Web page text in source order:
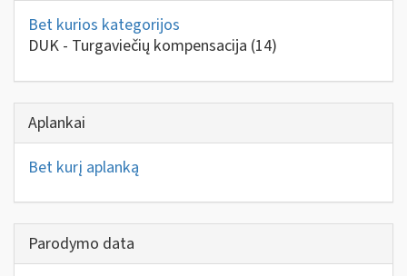
Bet kurios kategorijos
DUK - Turgaviečių kompensacija (14)
Aplankai
Bet kurį aplanką
Parodymo data